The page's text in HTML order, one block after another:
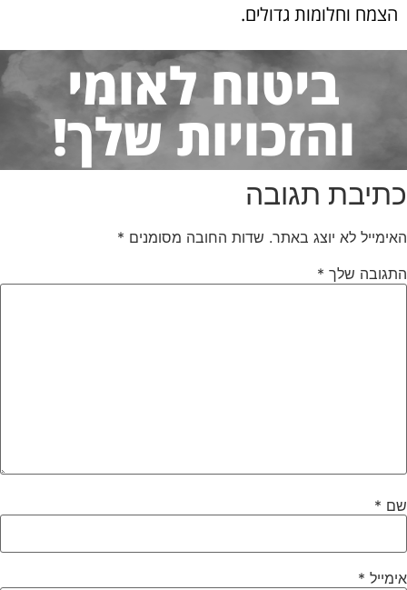
הצמח וחלומות גדולים.
ביטוח לאומי
והזכויות שלך!
כתיבת תגובה
האימייל לא יוצג באתר. שדות החובה מסומנים *
התגובה שלך *
שם *
אימייל *